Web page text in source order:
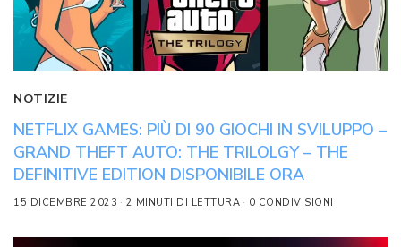
NOTIZIE
NETFLIX GAMES: PIÙ DI 90 GIOCHI IN SVILUPPO –
GRAND THEFT AUTO: THE TRILOLGY – THE
DEFINITIVE EDITION DISPONIBILE ORA
15 DICEMBRE 2023 2 MINUTI DI LETTURA 0 CONDIVISIONI